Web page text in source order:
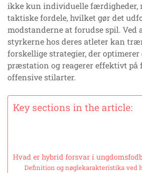
ikke kun individuelle færdigheder,
taktiske fordele, hvilket gør det
modstanderne at forudse spil. Ved
styrkerne hos deres atleter kan
forskellige strategier, der optimerer
præstation og reagerer effektivt på
offensive stilarter.
Key sections in the article:
Hvad er hybrid forsvar i
Definition og nøglekarakteristika ved